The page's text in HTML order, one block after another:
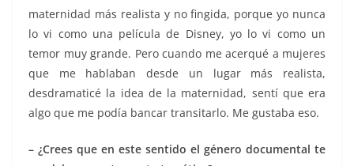
maternidad más realista y no fingida, porque yo nunca
lo vi como una película de Disney, yo lo vi como un
temor muy grande. Pero cuando me acerqué a mujeres
que me hablaban desde un lugar más realista,
desdramaticé la idea de la maternidad, sentí que era
algo que me podía bancar transitarlo. Me gustaba eso.
– ¿Crees que en este sentido el género documental te